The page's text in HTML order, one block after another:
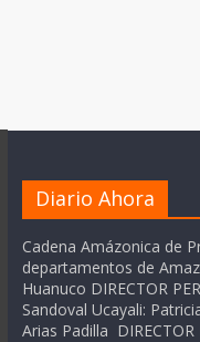
Diario Ahora
Cadena Amázonica de
departamentos de
Huanuco DIRECTOR
Sandoval Ucayali:
Arias Padilla